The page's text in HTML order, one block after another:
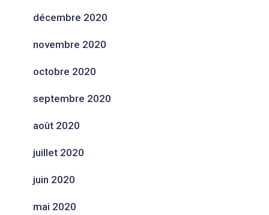
décembre 2020
novembre 2020
octobre 2020
septembre 2020
août 2020
juillet 2020
juin 2020
mai 2020